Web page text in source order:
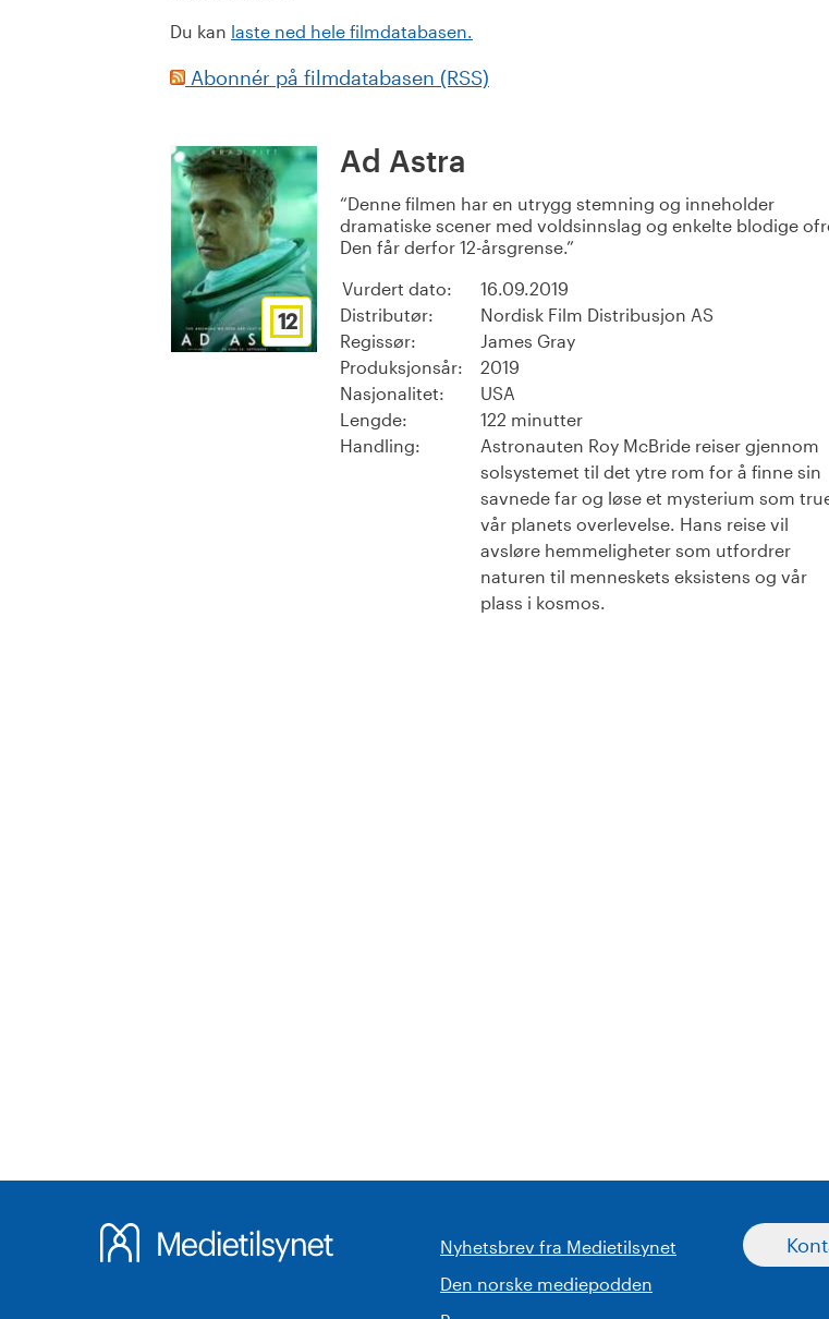
Du kan laste ned hele filmdatabasen.
Abonnér på filmdatabasen (RSS)
12
Ad Astra
Denne filmen har en utrygg stemning og inneholder
dramatiske scener med voldsinnslag og enkelte blodige
Den får derfor 12-årsgrense.
Vurdert dato:
16.09.2019
Distributør:
Nordisk Film Distribusjon AS
Regissør:
James Gray
Produksjonsår:
2019
Nasjonalitet:
USA
Lengde:
122 minutter
Handling:
Astronauten Roy McBride reiser gjennom
solsystemet til det ytre rom for å finne sin
savnede far og løse et mysterium som
vår planets overlevelse. Hans reise vil
avsløre hemmeligheter som utfordrer
naturen til menneskets eksistens og vår
plass i kosmos.
Nyhetsbrev fra Medietilsynet
Den norske mediepodden